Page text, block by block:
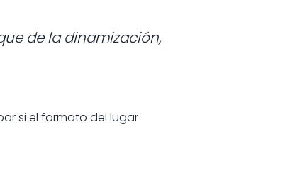
de la dinamización,
si el formato del lugar